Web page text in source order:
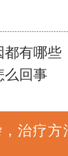
都有哪些
么回事
治疗